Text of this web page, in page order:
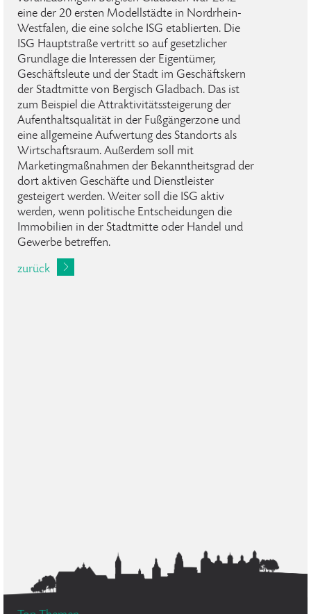
eine der 20 ersten Modellstädte in Nordrhein-
Westfalen, die eine solche ISG etablierten. Die
ISG Hauptstraße vertritt so auf gesetzlicher
Grundlage die Interessen der Eigentümer,
Geschäftsleute und der Stadt im Geschäftskern
der Stadtmitte von Bergisch Gladbach. Das ist
zum Beispiel die Attraktivitätssteigerung der
Aufenthaltsqualität in der Fußgängerzone und
eine allgemeine Aufwertung des Standorts als
Wirtschaftsraum. Außerdem soll mit
Marketingmaßnahmen der Bekanntheitsgrad der
dort aktiven Geschäfte und Dienstleister
gesteigert werden. Weiter soll die ISG aktiv
werden, wenn politische Entscheidungen die
Immobilien in der Stadtmitte oder Handel und
Gewerbe betreffen.
zurück